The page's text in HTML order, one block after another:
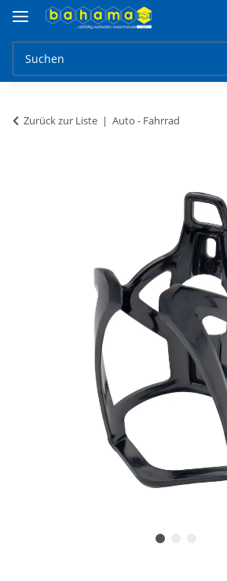
Zurück zur Liste Auto - Fahrrad